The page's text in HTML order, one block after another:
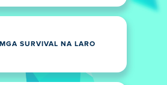
MGA SURVIVAL NA LARO